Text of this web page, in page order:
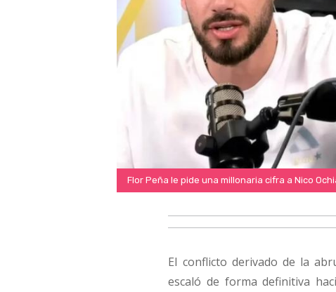
Flor Peña le pide una millonaria cifra a Nico
El conflicto derivado de la
escaló de forma definitiva